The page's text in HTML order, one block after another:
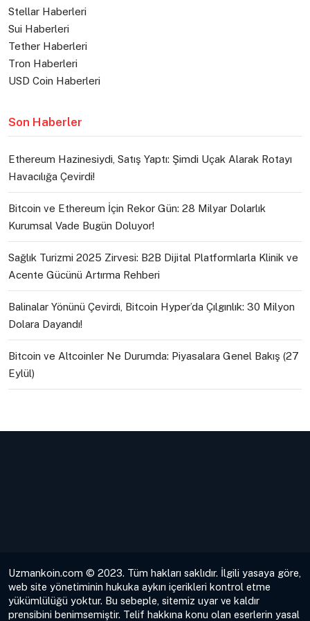
Stellar Haberleri
Sui Haberleri
Tether Haberleri
Tron Haberleri
USD Coin Haberleri
Son Haberler
Ethereum Hazinesiydi, Satış Yaptı: Şimdi Uçak Alarak Rotayı
Havacılığa Çevirdi!
Bitcoin ve Ethereum İçin Rekor Gün: 28 Milyar Dolarlık
Kurumsal Vade Bugün Doluyor!
Sağlık Turizmi 2025 Zirvesi: B2B Dijital Platformlarla Klinik ve
Acente Gücünü Artırma Rehberi
Balinalar Yönünü Çevirdi, Bitcoin Hyper’da Çılgınlık: 30 Milyon
Dolara Dayandı!
Bitcoin ve Altcoinler Ne Durumda: Piyasalara Genel Bakış (27
Eylül)
Uzmankoin.com © 2023. Tüm hakları saklıdır. İlgili yasaya göre,
web site yönetiminin hukuka aykırı içerikleri kontrol etme
yükümlülüğü yoktur. Bu sebeple, sitemiz uyar ve kaldır
prensibini benimsemiştir. Telif hakkına konu olan eserlerin yasal